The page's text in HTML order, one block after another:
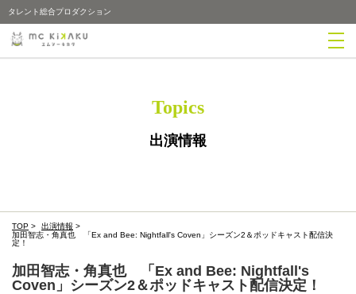
タレント総合プロダクション
Topics
出演情報
TOP > 出演情報 >
加田智志・角真也 「Ex and Bee: Nightfall's Coven」シーズン2＆ポッドキャスト配信決
定！
加田智志・角真也 「Ex and Bee: Nightfall's
Coven」シーズン2＆ポッドキャスト配信決定！